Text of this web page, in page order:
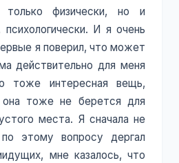
физически, но и
И я очень
я поверил, что может
действительно для меня
тоже интересная вещь,
тоже не берется для
места. Я сначала не
этому вопросу дергал
мне казалось, что